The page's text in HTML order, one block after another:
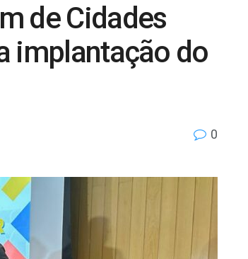
de Cidades
implantação do
0